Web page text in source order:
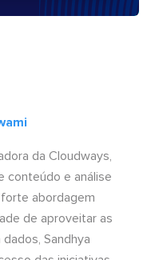
da Cloudways,
conteúdo e análise
abordagem
de aproveitar as
Sandhya